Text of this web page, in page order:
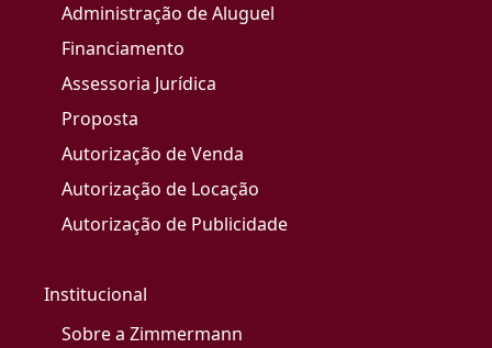
Administração de Aluguel
Financiamento
Assessoria Jurídica
Proposta
Autorização de Venda
Autorização de Locação
Autorização de Publicidade
Institucional
Sobre a Zimmermann